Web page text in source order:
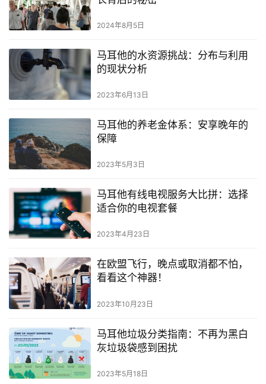
2024年8月5日
马耳他的水资源挑战：分布与利用
的现状分析
2023年6月13日
马耳他的养老金体系：安享晚年的
保障
2023年5月3日
马耳他有线电视服务大比拼：选择
适合你的电视套餐
2023年4月23日
在欧盟飞行，晚点或取消都不怕，
看看这个神器！
2023年10月23日
马耳他垃圾分类指南：不再为黑白
灰垃圾袋感到困扰
2023年5月18日